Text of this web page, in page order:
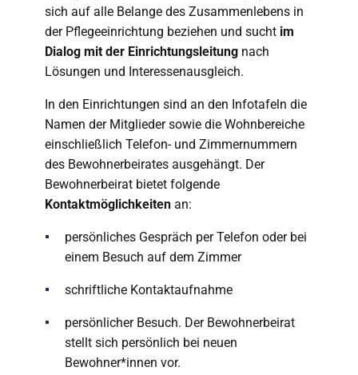
sich auf alle Belange des Zusammenlebens in
der Pflegeeinrichtung beziehen und sucht im
Dialog mit der Einrichtungsleitung nach
Lösungen und Interessenausgleich.
In den Einrichtungen sind an den Infotafeln die
Namen der Mitglieder sowie die Wohnbereiche
einschließlich Telefon- und Zimmernummern
des Bewohnerbeirates ausgehängt. Der
Bewohnerbeirat bietet folgende
Kontaktmöglichkeiten an:
persönliches Gespräch per Telefon oder bei
einem Besuch auf dem Zimmer
schriftliche Kontaktaufnahme
persönlicher Besuch. Der Bewohnerbeirat
stellt sich persönlich bei neuen
Bewohner*innen vor.